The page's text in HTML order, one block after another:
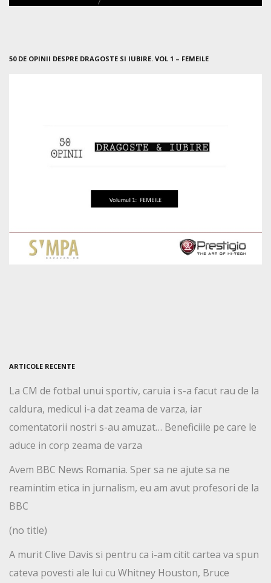
50 DE OPINII DESPRE DRAGOSTE SI IUBIRE. VOL 1 – FEMEILE
ARTICOLE RECENTE
La CM de fotbal unui sportiv, caruia i s-a facut rau de la
caldura, medicul i-a dat zeama de varza, iar
comentatorii nostri s-au amuzat… Beneficiile pe care le
aduce in corp zeama de varza
Avem BBC News Romania. Sper sa ne ajute sa ne
reamintim etica in jurnalism, eu am avut profesori de la
BBC
(no title)
A murit Clive Davis si pentru ca i-am citit cartea va spun
cateva povesti ale lui cu Whitney Houston, Bruce